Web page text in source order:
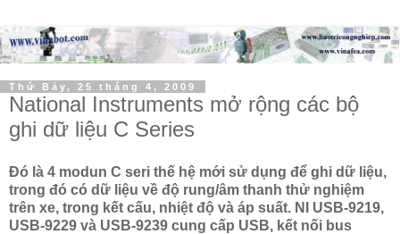
Thứ Bảy, 25 tháng 4, 2009
National Instruments mở rộng các bộ
ghi dữ liệu C Series
Đó là 4 modun C seri thế hệ mới sử dụng để ghi dữ liệu,
trong đó có dữ liệu về độ rung/âm thanh thử nghiệm
trên xe, trong kết cấu, nhiệt độ và áp suất. NI USB-9219,
USB-9229 và USB-9239 cung cấp USB, kết nối bus